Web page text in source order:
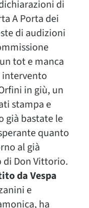
di
A Porta dei
di audizioni
tot e manca
intervento
in giù, un
stampa e
già bastate le
quanto
al già
Don Vittorio.
da Vespa
e
ha